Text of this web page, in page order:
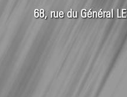
68, rue du Général